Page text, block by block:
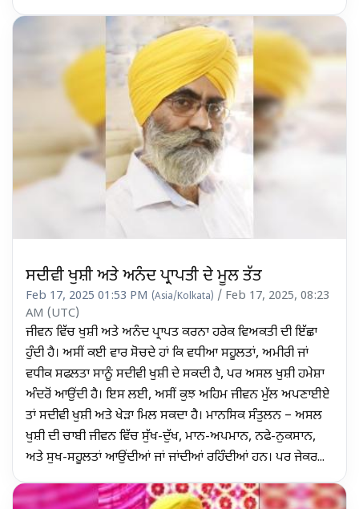
ਸਦੀਵੀ ਖੁਸ਼ੀ ਅਤੇ ਅਨੰਦ ਪ੍ਰਾਪਤੀ ਦੇ ਮੂਲ ਤੱਤ
Feb 17, 2025 01:53 PM (Asia/Kolkata) / Feb 17, 2025, 08:23
AM (UTC)
ਜੀਵਨ ਵਿੱਚ ਖੁਸ਼ੀ ਅਤੇ ਅਨੰਦ ਪ੍ਰਾਪਤ ਕਰਨਾ ਹਰੇਕ ਵਿਅਕਤੀ ਦੀ ਇੱਛਾ
ਹੁੰਦੀ ਹੈ। ਅਸੀਂ ਕਈ ਵਾਰ ਸੋਚਦੇ ਹਾਂ ਕਿ ਵਧੀਆ ਸਹੂਲਤਾਂ, ਅਮੀਰੀ ਜਾਂ
ਵਧੀਕ ਸਫਲਤਾ ਸਾਨੂੰ ਸਦੀਵੀ ਖੁਸ਼ੀ ਦੇ ਸਕਦੀ ਹੈ, ਪਰ ਅਸਲ ਖੁਸ਼ੀ ਹਮੇਸ਼ਾ
ਅੰਦਰੋਂ ਆਉਂਦੀ ਹੈ। ਇਸ ਲਈ, ਅਸੀਂ ਕੁਝ ਅਹਿਮ ਜੀਵਨ ਮੁੱਲ ਅਪਣਾਈਏ
ਤਾਂ ਸਦੀਵੀ ਖੁਸ਼ੀ ਅਤੇ ਖੇੜਾ ਮਿਲ ਸਕਦਾ ਹੈ। ਮਾਨਸਿਕ ਸੰਤੁਲਨ – ਅਸਲ
ਖੁਸ਼ੀ ਦੀ ਚਾਬੀ ਜੀਵਨ ਵਿੱਚ ਸੁੱਖ-ਦੁੱਖ, ਮਾਨ-ਅਪਮਾਨ, ਨਫੇ-ਨੁਕਸਾਨ,
ਅਤੇ ਸੁਖ-ਸਹੂਲਤਾਂ ਆਉਂਦੀਆਂ ਜਾਂ ਜਾਂਦੀਆਂ ਰਹਿੰਦੀਆਂ ਹਨ। ਪਰ ਜੇਕਰ...